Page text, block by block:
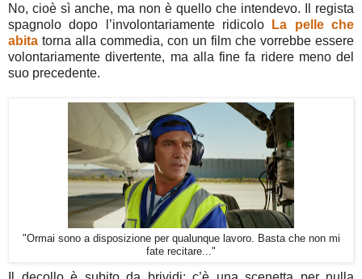
No, cioè sì anche, ma non è quello che intendevo. Il regista
spagnolo dopo l’involontariamente ridicolo
La pelle che
abita torna alla commedia, con un film che vorrebbe essere
volontariamente divertente, ma alla fine fa ridere meno del
suo precedente.
"Ormai sono a disposizione per qualunque lavoro. Basta che non mi
fate recitare..."